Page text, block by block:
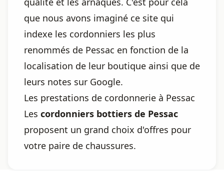
que nous avons imaginé ce site qui
indexe les cordonniers les plus
renommés de Pessac en fonction de la
localisation de leur boutique ainsi que de
leurs notes sur Google.
Les prestations de cordonnerie à Pessac
Les cordonniers bottiers de Pessac
proposent un grand choix d'offres pour
votre paire de chaussures.